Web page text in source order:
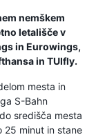
nemškem
letališče v
in Eurowings,
in TUIfly.
mesta in
S-Bahn
središča mesta
25 minut in stane